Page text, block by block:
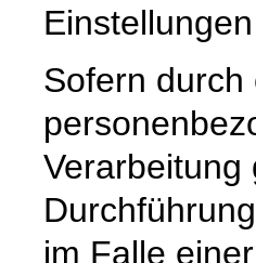
Sofern
Verarbeitung
im Falle